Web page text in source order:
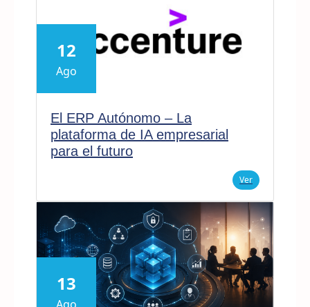
12
Ago
El ERP Autónomo – La
plataforma de IA empresarial
para el futuro
Ver
13